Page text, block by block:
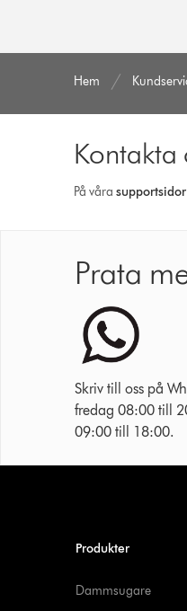
Hem
Kontakta
På vårasupport­sidor
Prata
Skriv till oss på
fredag 08:00 till
09:00 till 18:00.
Produkter
Dammsugare